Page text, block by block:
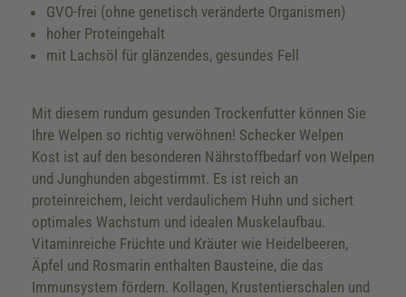
GVO-frei (ohne genetisch veränderte Organismen)
hoher Proteingehalt
mit Lachsöl für glänzendes, gesundes Fell
Mit diesem rundum gesunden Trockenfutter können Sie
Ihre Welpen so richtig verwöhnen! Schecker Welpen
Kost ist auf den besonderen Nährstoffbedarf von Welpen
und Junghunden abgestimmt. Es ist reich an
proteinreichem, leicht verdaulichem Huhn und sichert
optimales Wachstum und idealen Muskelaufbau.
Vitaminreiche Früchte und Kräuter wie Heidelbeeren,
Äpfel und Rosmarin enthalten Bausteine, die das
Immunsystem fördern. Kollagen, Krustentierschalen und